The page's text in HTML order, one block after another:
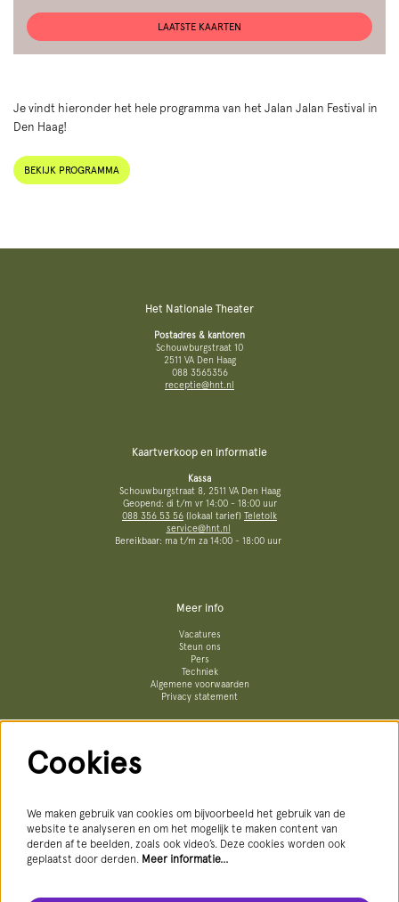
LAATSTE KAARTEN
Je vindt hieronder het hele programma van het Jalan Jalan Festival in
Den Haag!
BEKIJK PROGRAMMA
Het Nationale Theater
Postadres & kantoren
Schouwburgstraat 10
2511 VA Den Haag
088 3565356
receptie@hnt.nl
Kaartverkoop en informatie
Kassa
Schouwburgstraat 8, 2511 VA Den Haag
Geopend: di t/m vr 14:00 - 18:00 uur
088 356 53 56 (lokaal tarief) Teletolk
service@hnt.nl
Bereikbaar: ma t/m za 14:00 - 18:00 uur
Meer info
Vacatures
Steun ons
Pers
Techniek
Algemene voorwaarden
Privacy statement
Cookies
We maken gebruik van cookies om bijvoorbeeld het gebruik van de
website te analyseren en om het mogelijk te maken content van
derden af te beelden, zoals ook video’s. Deze cookies worden ook
geplaatst door derden. Meer informatie…